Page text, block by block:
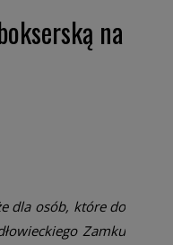
na
dla osób, które do
Zamku